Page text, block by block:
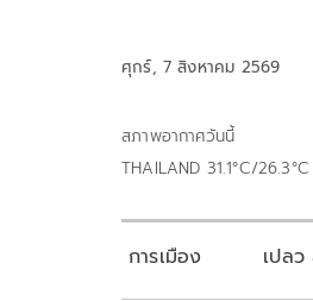
ศุกร์, 7 สิงหาคม 2569
สภาพอากาศวันนี้
THAILAND 31.1°C/26.3°C
การเมือง เปลว